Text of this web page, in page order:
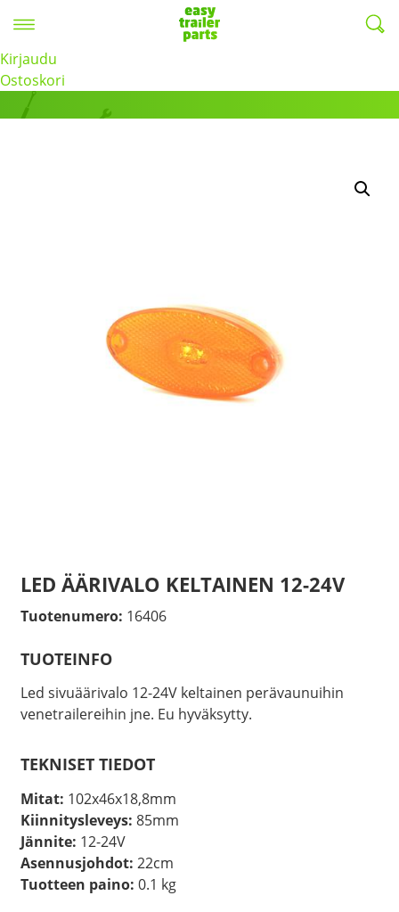
Kirjaudu
Ostoskori
Tuotteet
LED ÄÄRIVALO KELTAINEN 12-24V
Tuotenumero: 16406
TUOTEINFO
Led sivuäärivalo 12-24V keltainen perävaunuihin
venetrailereihin jne. Eu hyväksytty.
TEKNISET TIEDOT
Mitat: 102x46x18,8mm
Kiinnitysleveys: 85mm
Jännite: 12-24V
Asennusjohdot: 22cm
Tuotteen paino: 0.1 kg